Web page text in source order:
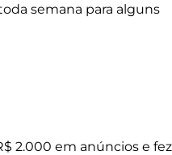
semana para alguns
2.000 em anúncios e fez